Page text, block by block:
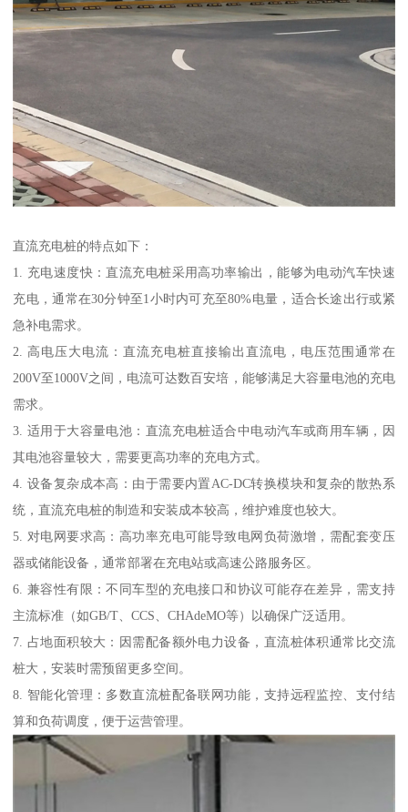
直流充电桩的特点如下：
1. 充电速度快：直流充电桩采用高功率输出，能够为电动汽车快速
充电，通常在30分钟至1小时内可充至80%电量，适合长途出行或紧
急补电需求。
2. 高电压大电流：直流充电桩直接输出直流电，电压范围通常在
200V至1000V之间，电流可达数百安培，能够满足大容量电池的充电
需求。
3. 适用于大容量电池：直流充电桩适合中电动汽车或商用车辆，因
其电池容量较大，需要更高功率的充电方式。
4. 设备复杂成本高：由于需要内置AC-DC转换模块和复杂的散热系
统，直流充电桩的制造和安装成本较高，维护难度也较大。
5. 对电网要求高：高功率充电可能导致电网负荷激增，需配套变压
器或储能设备，通常部署在充电站或高速公路服务区。
6. 兼容性有限：不同车型的充电接口和协议可能存在差异，需支持
主流标准（如GB/T、CCS、CHAdeMO等）以确保广泛适用。
7. 占地面积较大：因需配备额外电力设备，直流桩体积通常比交流
桩大，安装时需预留更多空间。
8. 智能化管理：多数直流桩配备联网功能，支持远程监控、支付结
算和负荷调度，便于运营管理。